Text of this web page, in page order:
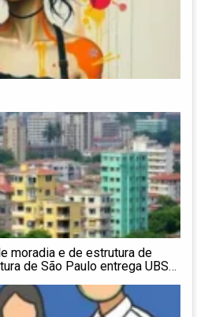
moradia e de estrutura de
de São Paulo entrega UBS
do Grajaú